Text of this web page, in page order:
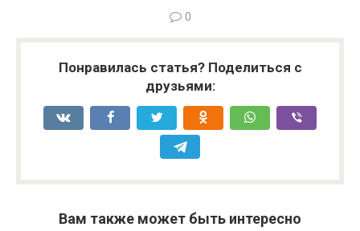
0
Понравилась статья? Поделиться с
друзьями:
Вам также может быть интересно